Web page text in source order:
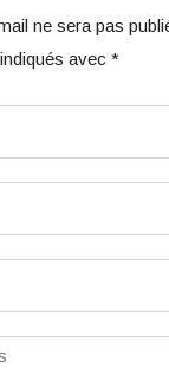
ne sera pas
avec *